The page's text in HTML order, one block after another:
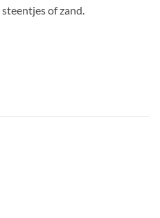
of zand.